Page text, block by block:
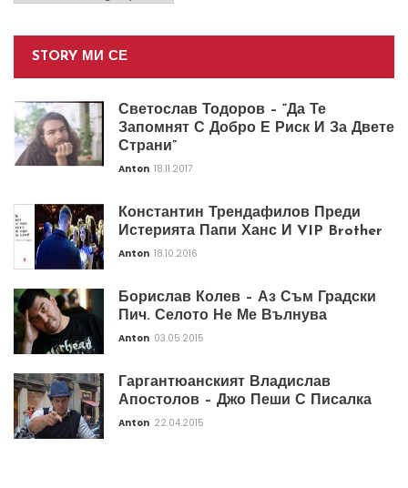
STORY МИ СЕ
Светослав Тодоров – “Да Те
Запомнят С Добро Е Риск И За Двете
Страни”
Anton 18.11.2017
Константин Трендафилов Преди
Истерията Папи Ханс И VIP Brother
Anton 18.10.2016
Борислав Колев – Аз Съм Градски
Пич. Селото Не Ме Вълнува
Anton 03.05.2015
Гаргантюанският Владислав
Апостолов – Джо Пеши С Писалка
Anton 22.04.2015